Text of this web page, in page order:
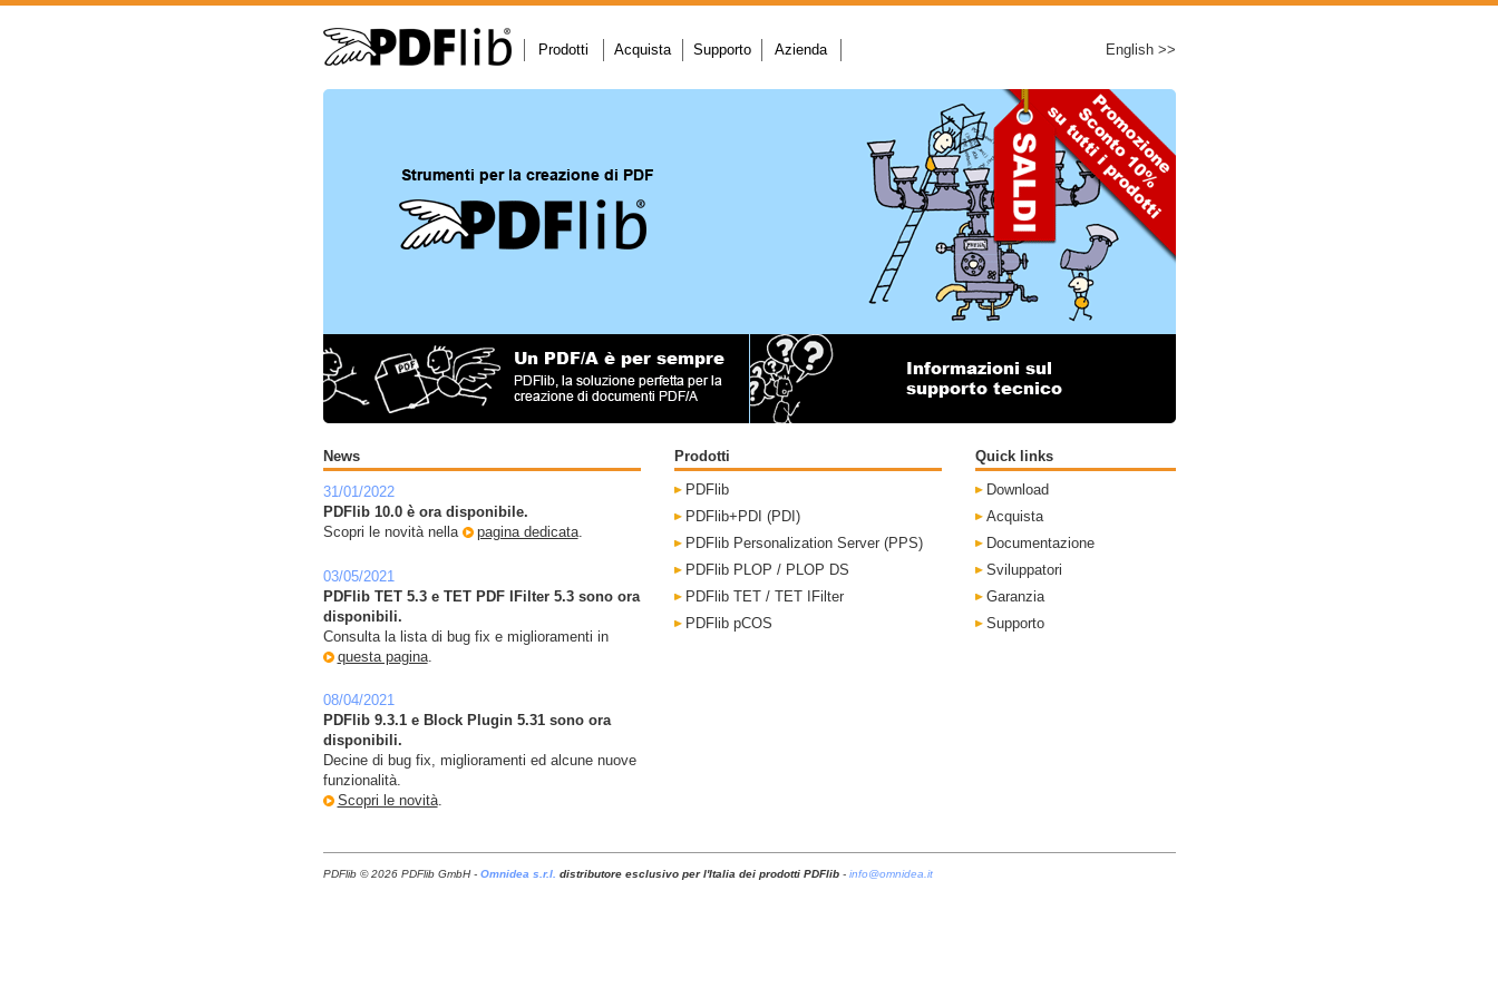
Prodotti Acquista Supporto Azienda English >>
News
31/01/2022
PDFlib 10.0 è ora disponibile.
Scopri le novità nella
pagina dedicata.
03/05/2021
PDFlib TET 5.3 e TET PDF IFilter 5.3 sono ora
disponibili.
Consulta la lista di bug fix e miglioramenti in
questa pagina.
08/04/2021
PDFlib 9.3.1 e Block Plugin 5.31 sono ora
disponibili.
Decine di bug fix, miglioramenti ed alcune nuove
funzionalità.
Scopri le novità.
Prodotti
PDFlib
PDFlib+PDI (PDI)
PDFlib Personalization Server (PPS)
PDFlib PLOP / PLOP DS
PDFlib TET / TET IFilter
PDFlib pCOS
Quick links
Download
Acquista
Documentazione
Sviluppatori
Garanzia
Supporto
PDFlib © 2026 PDFlib GmbH - Omnidea s.r.l. distributore esclusivo per l'Italia dei prodotti PDFlib- info@omnidea.it